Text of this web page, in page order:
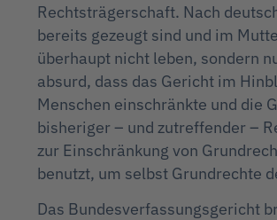
Rechtsträgerschaft. Nach
bereits gezeugt sind und im
überhaupt nicht leben, sondern
absurd, dass das Gericht im
Menschen einschränkte und die
bisheriger – und zutreffender –
zur Einschränkung von
benutzt, um selbst Grundrechte
Das Bundesverfassungsgericht